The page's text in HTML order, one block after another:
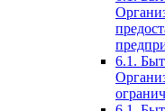
6.1.